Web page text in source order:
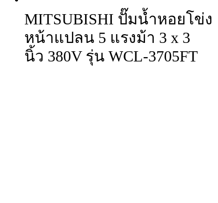
MITSUBISHI ปั๊มน้ำหอยโข่ง
หน้าแปลน 5 แรงม้า 3 x 3
นิ้ว 380V รุ่น WCL-3705FT